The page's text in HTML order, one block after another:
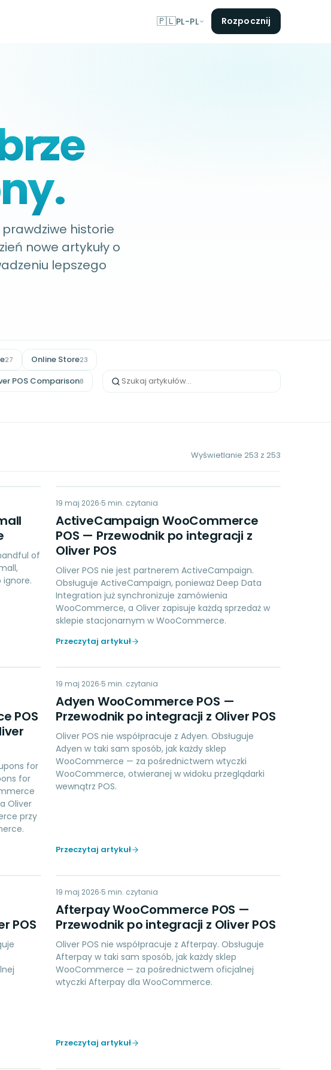
🇵🇱PL-PL Rozpocznij
historie
nowe artykuły o
lepszego
27 Online Store23
POS Comparison8
Wyświetlanie 253 z 253
of
AW
MARKETING
19 maj 2026 5 min. czytania
ActiveCampaign WooCommerce
POS — Przewodnik po integracji z
Oliver POS
Oliver POS nie jest partnerem ActiveCampaign.
Obsługuje ActiveCampaign, ponieważ Deep Data
Integration już synchronizuje zamówienia
WooCommerce, a Oliver zapisuje każdą sprzedaż w
sklepie stacjonarnym w WooCommerce.
Przeczytaj artykuł
POS
for
for
Oliver
przy
AW
PAYMENTS
19 maj 2026 5 min. czytania
Adyen WooCommerce POS —
Przewodnik po integracji z Oliver POS
Oliver POS nie współpracuje z Adyen. Obsługuje
Adyen w taki sam sposób, jak każdy sklep
WooCommerce — za pośrednictwem wtyczki
WooCommerce, otwieranej w widoku przeglądarki
wewnątrz POS.
Przeczytaj artykuł
POS
AW
PAYMENTS
19 maj 2026 5 min. czytania
Afterpay WooCommerce POS —
Przewodnik po integracji z Oliver POS
Oliver POS nie współpracuje z Afterpay. Obsługuje
Afterpay w taki sam sposób, jak każdy sklep
WooCommerce — za pośrednictwem oficjalnej
wtyczki Afterpay dla WooCommerce.
Przeczytaj artykuł